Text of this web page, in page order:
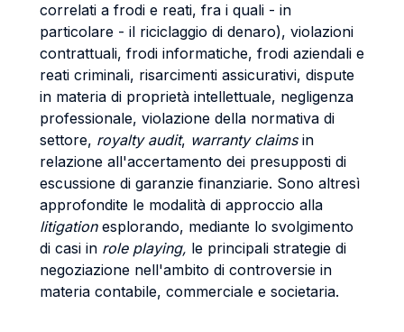
correlati a frodi e reati, fra i quali - in
particolare - il riciclaggio di denaro), violazioni
contrattuali, frodi informatiche, frodi aziendali e
reati criminali, risarcimenti assicurativi, dispute
in materia di proprietà intellettuale, negligenza
professionale, violazione della normativa di
settore, royalty audit, warranty claims in
relazione all'accertamento dei presupposti di
escussione di garanzie finanziarie. Sono altresì
approfondite le modalità di approccio alla
litigationesplorando, mediante lo svolgimento
di casi in role playing, le principali strategie di
negoziazione nell'ambito di controversie in
materia contabile, commerciale e societaria.